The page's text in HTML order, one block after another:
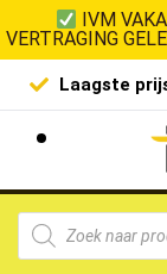
IVM
VERTRAGING
Laagste